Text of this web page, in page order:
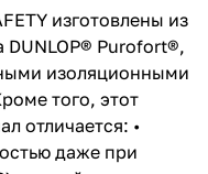
изготовлены из
DUNLOP® Purofort®,
изоляционными
того, этот
отличается: •
даже при